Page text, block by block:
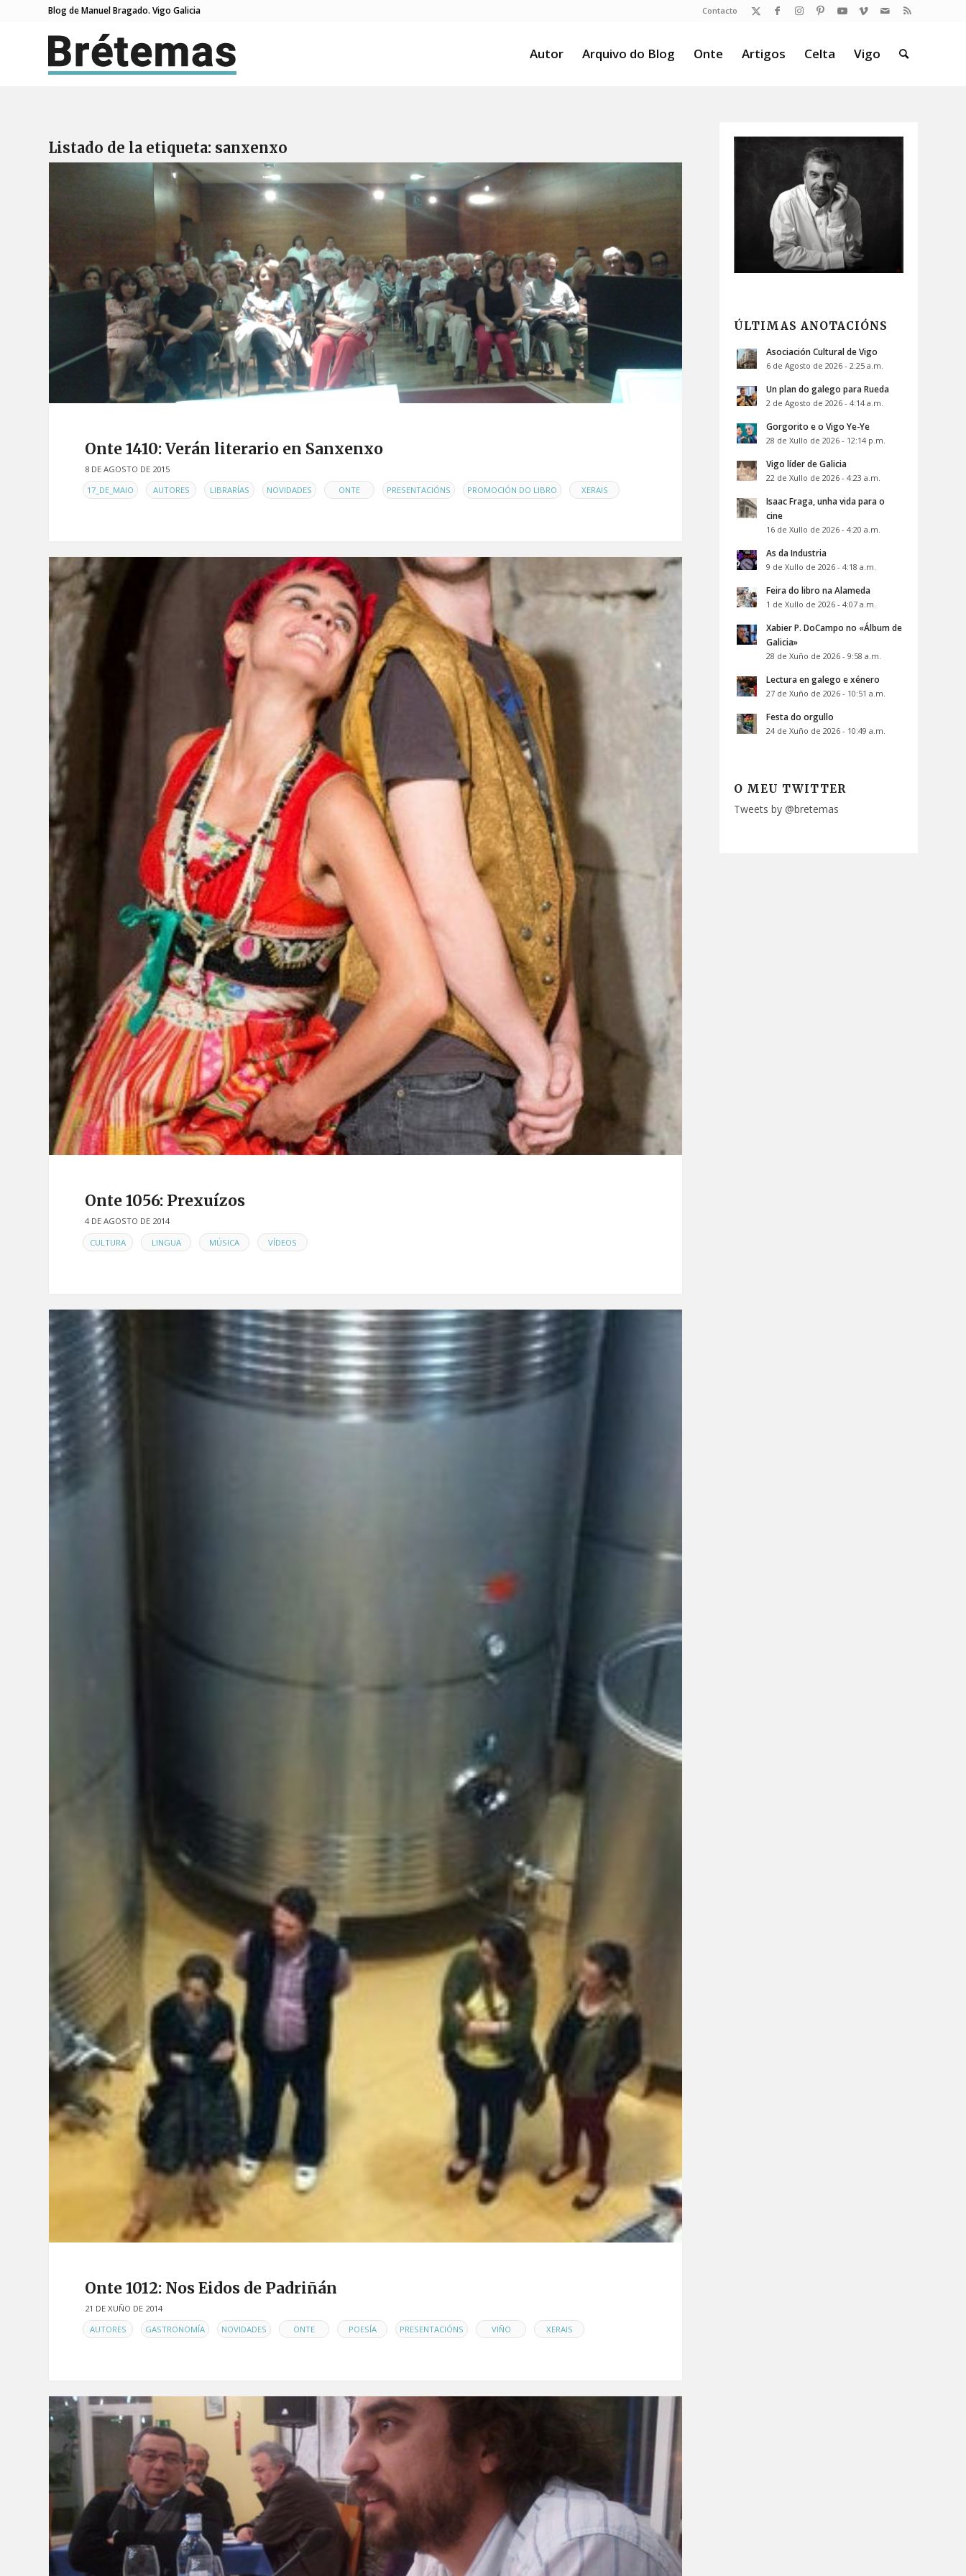
Contacto
Blog de Manuel Bragado. Vigo Galicia
Autor Arquivo do Blog Onte Artigos Celta Vigo
Listado de la etiqueta: sanxenxo
Onte 1410: Verán literario en Sanxenxo
8 DE AGOSTO DE 2015
EN17_DE_MAIO AUTORES LIBRARÍAS NOVIDADES ONTE PRESENTACIÓNS PROMOCIÓN DO LIBRO XERAIS
Onte 1056: Prexuízos
4 DE AGOSTO DE 2014
EN CULTURA LINGUA MÚSICA VÍDEOS
Onte 1012: Nos Eidos de Padriñán
21 DE XUÑO DE 2014
EN AUTORES GASTRONOMÍA NOVIDADES ONTE POESÍA PRESENTACIÓNS VIÑO XERAIS
ÚLTIMAS ANOTACIÓNS
Asociación Cultural de Vigo
6 de Agosto de 2026 - 2:25 a.m.
Un plan do galego para Rueda
2 de Agosto de 2026 - 4:14 a.m.
Gorgorito e o Vigo Ye-Ye
28 de Xullo de 2026 - 12:14 p.m.
Vigo líder de Galicia
22 de Xullo de 2026 - 4:23 a.m.
Isaac Fraga, unha vida para o
cine
16 de Xullo de 2026 - 4:20 a.m.
As da Industria
9 de Xullo de 2026 - 4:18 a.m.
Feira do libro na Alameda
1 de Xullo de 2026 - 4:07 a.m.
Xabier P. DoCampo no «Álbum de
Galicia»
28 de Xuño de 2026 - 9:58 a.m.
Lectura en galego e xénero
27 de Xuño de 2026 - 10:51 a.m.
Festa do orgullo
24 de Xuño de 2026 - 10:49 a.m.
O MEU TWITTER
Tweets by @bretemas